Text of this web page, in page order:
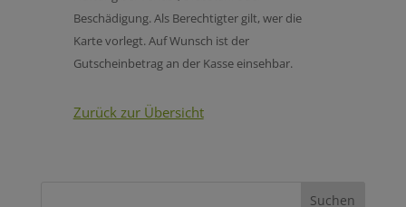
Beschädigung. Als Berechtigter gilt, wer die
Karte vorlegt. Auf Wunsch ist der
Gutscheinbetrag an der Kasse einsehbar.
Zurück zur Übersicht